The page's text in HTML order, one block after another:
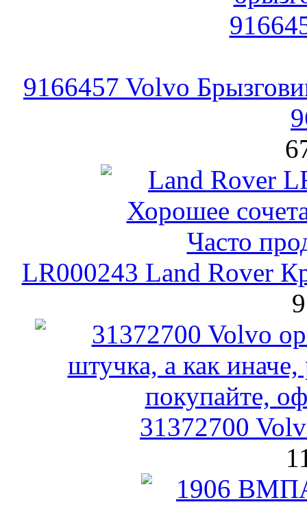
9166457 Volvo
LR000243 Land Rover
31372700